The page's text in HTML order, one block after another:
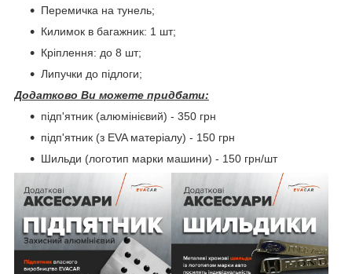
Перемичка на тунель;
Килимок в багажник: 1 шт;
Кріплення: до 8 шт;
Липучки до підлоги;
Додатково Ви можете придбати:
підп'ятник (алюмінієвий) - 350 грн
підп'ятник (з EVA матеріалу) - 150 грн
Шильди (логотип марки машини) - 150 грн/шт